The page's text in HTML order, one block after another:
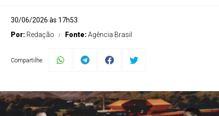
30/06/2026 às 17h53
Por: Redação Fonte:Agência Brasil
Compartilhe: